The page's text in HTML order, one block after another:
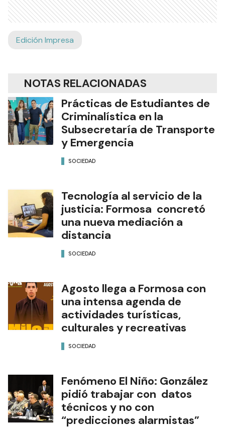
Edición Impresa
NOTAS RELACIONADAS
Prácticas de Estudiantes de
Criminalística en la
Subsecretaría de Transporte
y Emergencia
SOCIEDAD
Tecnología al servicio de la
justicia: Formosa concretó
una nueva mediación a
distancia
SOCIEDAD
Agosto llega a Formosa con
una intensa agenda de
actividades turísticas,
culturales y recreativas
SOCIEDAD
Fenómeno El Niño: González
pidió trabajar con datos
técnicos y no con
“predicciones alarmistas”